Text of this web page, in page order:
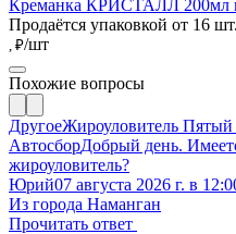
Креманка КРИСТАЛЛ 200мл
Продаётся упаковкой от 16 шт.
, ₽/шт
Похожие вопросы
ДругоеЖироуловитель
АвтосборДобрый день.
жироуловитель?
Юрий07 августа 2026 г. в
Из города Наманган
Прочитать ответ